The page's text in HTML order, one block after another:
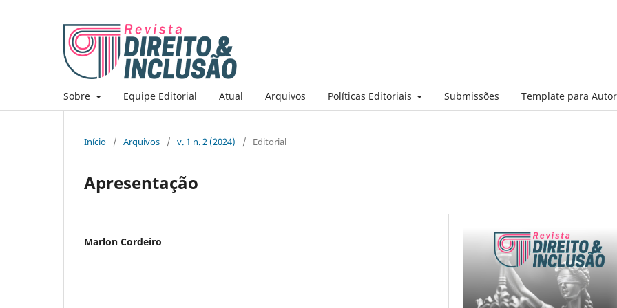
Sobre Equipe Editorial Atual Arquivos Políticas Editoriais Submissões Template para
Início / Arquivos / v. 1 n. 2 (2024) / Editorial
Apresentação
Marlon Cordeiro